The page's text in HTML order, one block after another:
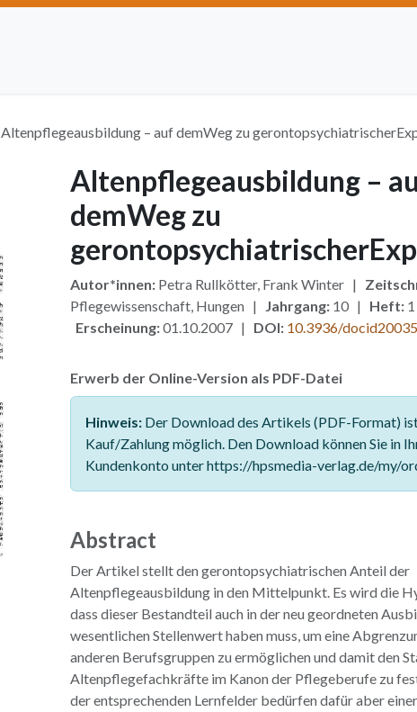
Altenpflegeausbildung – auf demWeg zu
Altenpflegeausbildung –
demWeg zu
Autor*innen:Petra Rullkötter, Frank Winter |
Pflegewissenschaft, Hungen | Jahrgang:10 | Heft:
Erscheinung:01.10.2007 | DOI: 10.3936/
Erwerb der Online-Version als PDF-Datei
Hinweis:Der Download des Artikels (PDF-Format)
Kauf/Zahlung möglich. Den Download können Sie in
Kundenkonto unter https://hpsmedia-verlag.de/my/
Abstract
Der Artikel stellt den gerontopsychiatrischen Anteil der
Altenpflegeausbildung in den Mittelpunkt. Es wird die
dass dieser Bestandteil auch in der neu geordneten
wesentlichen Stellenwert haben muss, um eine
anderen Berufsgruppen zu ermöglichen und damit den
Altenpflegefachkräfte im Kanon der Pflegeberufe zu
der entsprechenden Lernfelder bedürfen dafür aber